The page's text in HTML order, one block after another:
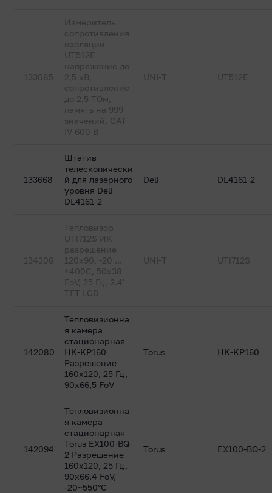
133085
Измеритель
сопротивления
изоляции
UT512E
напряжение до
2,5 кВ,
сопротивление
до 2,5 ТОм,
память на 999
значений, CAT
IV 600 В
UNI-T UT512E
133668
Штатив
телескопически
й для лазерного
уровня Deli
DL4161-2
Deli DL4161-2
134306
Тепловизор
UTi712S ИК-
разрешение
120x90, -20 ...
+400C, 50x38
FoV, 25 Гц, 2.4'
TFT LCD
UNI-T UTi712S
142080
Тепловизионна
я камера
стационарная
HK-KP160
Разрешение
160x120, 25 Гц,
90х66,5 FoV
Torus HK-KP160
142094
Тепловизионна
я камера
стационарная
Torus EX100-BQ-
2 Разрешение
160x120, 25 Гц,
90х66,4 FoV,
-20~550°C
Torus EX100-BQ-2